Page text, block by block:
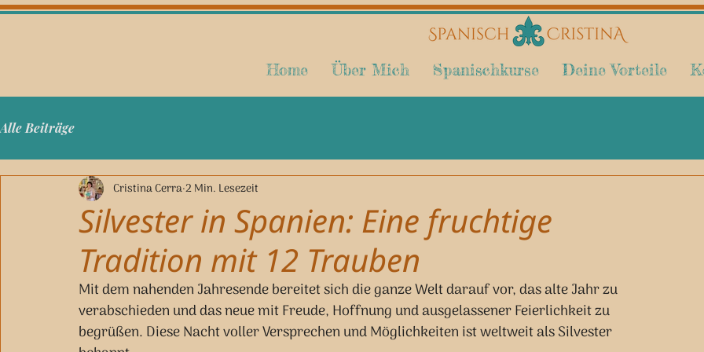
Home Über Mich Spanischkurse Deine Vorteile
Alle Beiträge
Silvester in Spanien: Eine fruchtige
Tradition mit 12 Trauben
Cristina Cerra2 Min. Lesezeit
Mit dem nahenden Jahresende bereitet sich die ganze Welt darauf vor, das alte Jahr zu
verabschieden und das neue mit Freude, Hoffnung und ausgelassener Feierlichkeit zu
begrüßen. Diese Nacht voller Versprechen und Möglichkeiten ist weltweit als Silvester